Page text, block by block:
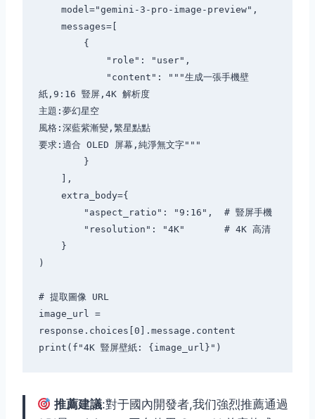
紙,9:16 豎屏,4K 解析度
主題:夢幻星空
風格:深藍紫漸變,繁星點點
要求:適合 OLED 屏幕,純淨無文字"""
)
# 提取圖像 URL
image_url =
response.choices[0].message.content
推薦建議:對于國內開發者,我们強烈推薦通過